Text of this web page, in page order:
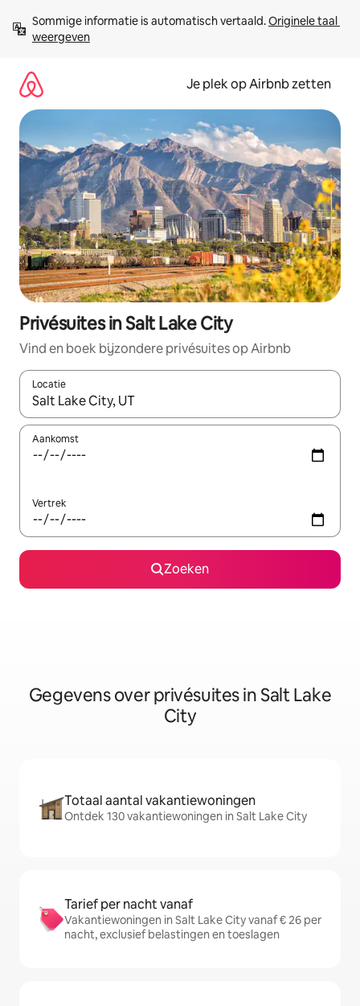
direct
naar
Sommige informatie is automatisch vertaald. Originele taal
weergeven
Je plek op Airbnb zetten
Privésuites in Salt Lake City
Vind en boek bijzondere privésuites op Airbnb
Locatie
Wanneer er resultaten beschikbaar zijn, maak je een keuze
Aankomst
Vertrek
Zoeken
Gegevens over privésuites in Salt Lake
City
Totaal aantal vakantiewoningen
Ontdek 130 vakantiewoningen in Salt Lake City
Tarief per nacht vanaf
Vakantiewoningen in Salt Lake City vanaf € 26 per
nacht, exclusief belastingen en toeslagen